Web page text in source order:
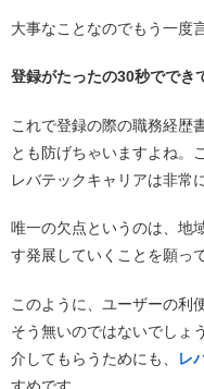
大事なことなのでもう一度
登録がたったの30秒ででき
これで登録の際の職務経歴
とも防げちゃいますよね。
レバテックキャリアは非常
唯一の欠点というのは、地
す発展していくことを願っ
このように、ユーザーの利
そう無いのではないでしょ
介してもらうためにも、
レ